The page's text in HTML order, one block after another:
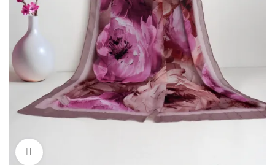
Click to enlarge